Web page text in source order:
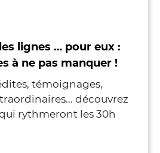
lignes … pour eux :
à ne pas manquer !
témoignages,
découvrez
rythmeront les 30h